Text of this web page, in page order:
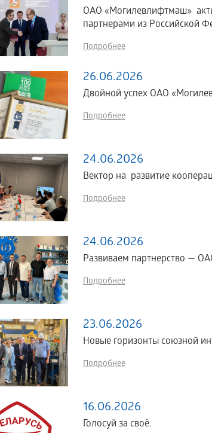
ОАО «Могилевлифтмаш»
партнерами из Российской
Подробнее
26.06.2026
Двойной успех ОАО
Подробнее
24.06.2026
Вектор на развитие
Подробнее
24.06.2026
Развиваем партнерство —
Подробнее
23.06.2026
Новые горизонты союзной
Подробнее
16.06.2026
Голосуй за своё.